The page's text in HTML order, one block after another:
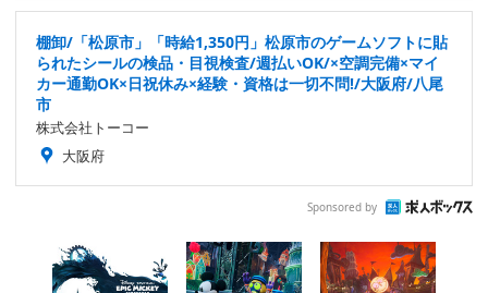
棚卸/「松原市」「時給1,350円」松原市のゲームソフトに貼
られたシールの検品・目視検査/週払いOK/×空調完備×マイ
カー通勤OK×日祝休み×経験・資格は一切不問!/大阪府/八尾
市
株式会社トーコー
大阪府
Sponsored by